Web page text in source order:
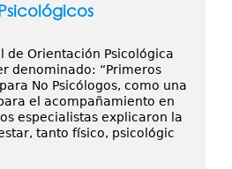
de Orientación Psicológica
denominado: “Primeros
No Psicólogos, como una
el acompañamiento en
especialistas explicaron la
tanto físico, psicológic